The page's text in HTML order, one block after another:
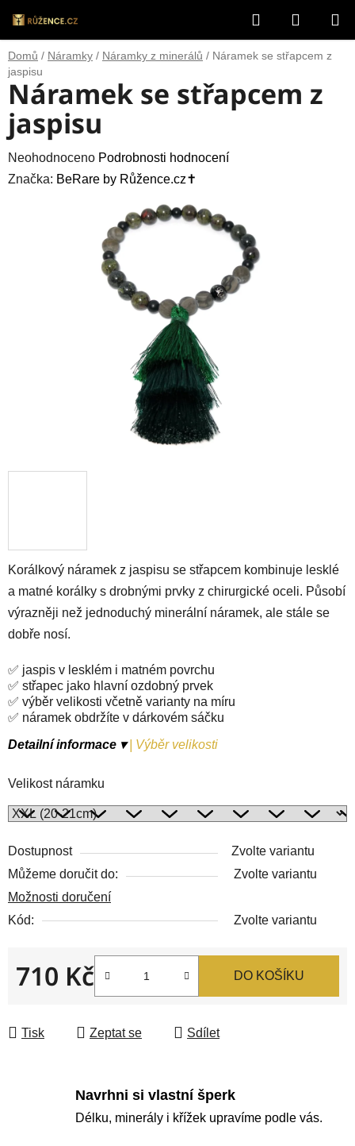
na
obsah
Hledat
KOŠÍK
Domů / Náramky / Náramky z minerálů / Náramek se střapcem z
jaspisu
Korálkový náramek z jaspisu se střapcem kombinuje lesklé
a matné korálky s drobnými prvky z chirurgické oceli. Působí
výrazněji než jednoduchý minerální náramek, ale stále se
dobře nosí.
✅ jaspis v lesklém i matném povrchu
✅ střapec jako hlavní ozdobný prvek
✅ výběr velikosti včetně varianty na míru
✅ náramek obdržíte v dárkovém sáčku
Detailní informace ▾
Výběr velikosti
Velikost náramku
Dostupnost
Zvolte variantu
Můžeme doručit do:
Zvolte variantu
Možnosti doručení
Kód:
Zvolte variantu
710 Kč DO KOŠÍKU
Tisk Zeptat se Sdílet
Náramek se střapcem z
jaspisu
Průměrné
hodnocení
Neohodnoceno Podrobnosti hodnocení
Značka: BeRare by Růžence.cz✝️
Navrhni si vlastní šperk
Délku, minerály i křížek upravíme podle vás.